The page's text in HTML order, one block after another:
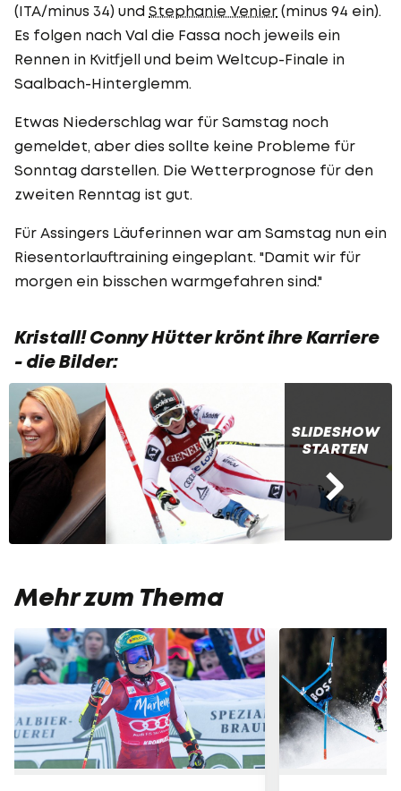
(ITA/minus 34) und Stephanie Venier (minus 94 ein).
Es folgen nach Val die Fassa noch jeweils ein
Rennen in Kvitfjell und beim Weltcup-Finale in
Saalbach-Hinterglemm.
Etwas Niederschlag war für Samstag noch
gemeldet, aber dies sollte keine Probleme für
Sonntag darstellen. Die Wetterprognose für den
zweiten Renntag ist gut.
Für Assingers Läuferinnen war am Samstag nun ein
Riesentorlauftraining eingeplant. "Damit wir für
morgen ein bisschen warmgefahren sind."
Kristall! Conny Hütter krönt ihre Karriere
- die Bilder:
SLIDESHOW
STARTEN
Mehr zum Thema